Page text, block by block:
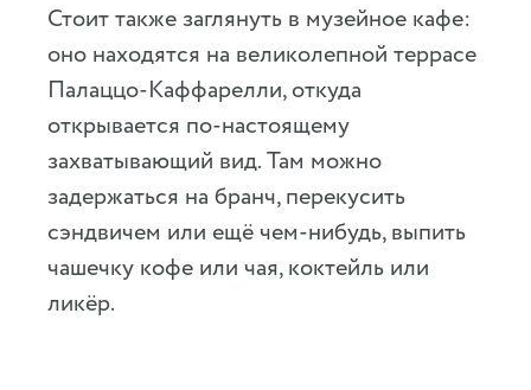
Стоит также заглянуть в музейное кафе:
оно находятся на великолепной террасе
Палаццо-Каффарелли, откуда
открывается по-настоящему
захватывающий вид. Там можно
задержаться на бранч, перекусить
сэндвичем или ещё чем-нибудь, выпить
чашечку кофе или чая, коктейль или
ликёр.